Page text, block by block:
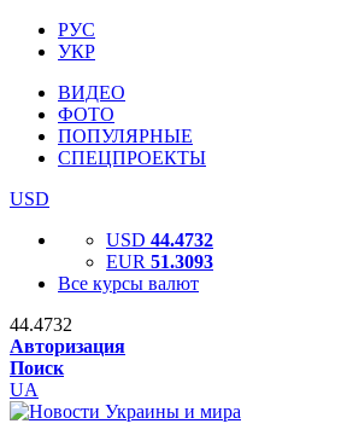
РУС
УКР
ВИДЕО
ФОТО
ПОПУЛЯРНЫЕ
СПЕЦПРОЕКТЫ
USD
USD 44.4732
EUR 51.3093
Все курсы валют
44.4732
Авторизация
Поиск
UA